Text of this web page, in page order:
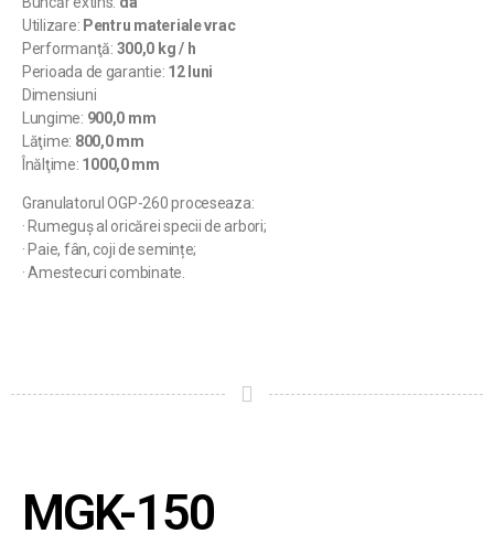
Utilizare: Pentru materiale vrac
Performanţă: 300,0 kg / h
Perioada de garantie: 12 luni
Dimensiuni
Lungime: 900,0 mm
Lăţime: 800,0 mm
Înălţime: 1000,0 mm
Granulatorul OGP-260 proceseaza:
· Rumeguș al oricărei specii de arbori;
· Paie, fân, coji de semințe;
· Amestecuri combinate.
MGK-150